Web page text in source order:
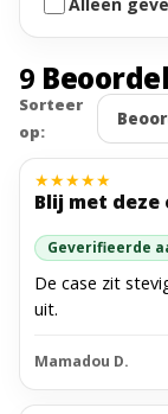
9
Sorteer
op:
★★★★★
Blij met deze
Geverifieerde
De case zit
uit.
Mamadou D.